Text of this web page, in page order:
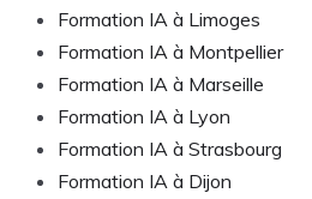
Formation IA à Limoges
Formation IA à Montpellier
Formation IA à Marseille
Formation IA à Lyon
Formation IA à Strasbourg
Formation IA à Dijon